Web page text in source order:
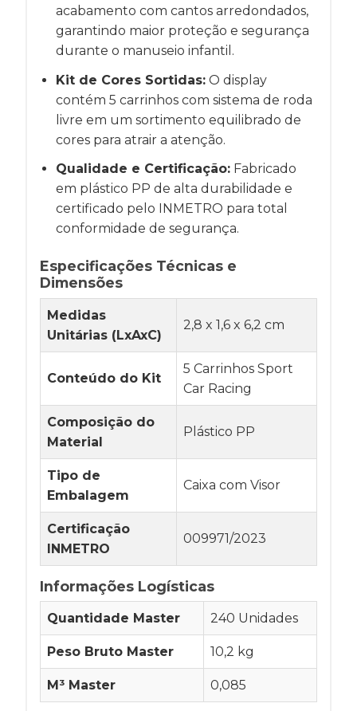
acabamento com cantos arredondados,
garantindo maior proteção e segurança
durante o manuseio infantil.
Kit de Cores Sortidas: O display
contém 5 carrinhos com sistema de roda
livre em um sortimento equilibrado de
cores para atrair a atenção.
Qualidade e Certificação: Fabricado
em plástico PP de alta durabilidade e
certificado pelo INMETRO para total
conformidade de segurança.
Especificações Técnicas e
Dimensões
Medidas
Unitárias (LxAxC)
2,8 x 1,6 x 6,2 cm
Conteúdo do Kit
5 Carrinhos Sport
Car Racing
Composição do
Material
Plástico PP
Tipo de
Embalagem
Caixa com Visor
Certificação
INMETRO
009971/2023
Informações Logísticas
Quantidade Master 240 Unidades
Peso Bruto Master 10,2 kg
M³ Master 0,085